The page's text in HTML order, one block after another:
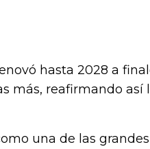
hasta 2028 a
más, reafirmando así
una de las grandes